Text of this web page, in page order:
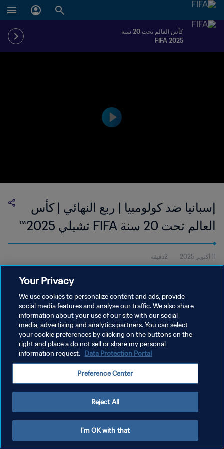
كأس العالم تحت 20 سنة
FIFA 2025
إسبانيا ضد كولومبيا | ربع النهائي | كأس
العالم تحت 20 سنة FIFA تشيلي 2025™
| الملخص
11 أكتوبر 2025 2دقيقة
شاهد ملخص المباراة بين إسبانيا وكولومبيا التي جرت في ملعب فيسكال،
شروط الخدمة
إدارة تفضيلات ملفات تعريف الارتباط
Your Privacy
We use cookies to personalize content and ads, provide
social media features and analyse our traffic. We also share
information about your use of our site with our social
media, advertising and analytics partners. You can select
your cookie preferences by clicking on the buttons on the
right and place a do not sell or share my personal
information request. Data Protection Portal
Preference Center
Reject All
I'm OK with that